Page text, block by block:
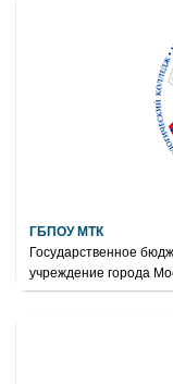
ГБПОУ МТК
Государственное
учреждение города